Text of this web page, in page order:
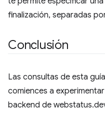
finalización, separadas
Conclusión
Las consultas de esta
comiences a
backend de